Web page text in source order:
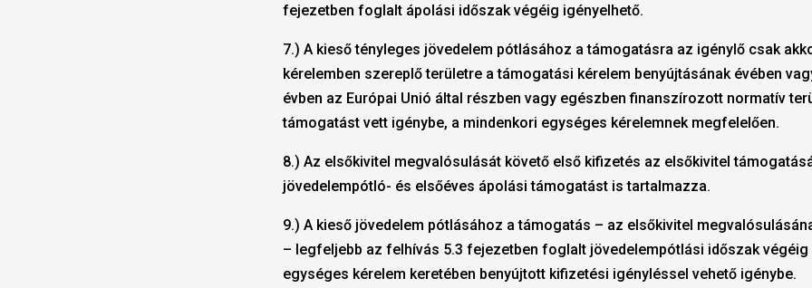
fejezetben foglalt ápolási időszak végéig igényelhető.
7.) A kieső tényleges jövedelem pótlásához a támogatásra az igénylő csak
kérelemben szereplő területre a támogatási kérelem benyújtásának évében
évben az Európai Unió által részben vagy egészben finanszírozott normatív
támogatást vett igénybe, a mindenkori egységes kérelemnek megfelelően.
8.) Az elsőkivitel megvalósulását követő első kifizetés az elsőkivitel
jövedelempótló- és elsőéves ápolási támogatást is tartalmazza.
9.) A kieső jövedelem pótlásához a támogatás – az elsőkivitel
– legfeljebb az felhívás 5.3 fejezetben foglalt jövedelempótlási időszak végéig
egységes kérelem keretében benyújtott kifizetési igényléssel vehető igénybe.